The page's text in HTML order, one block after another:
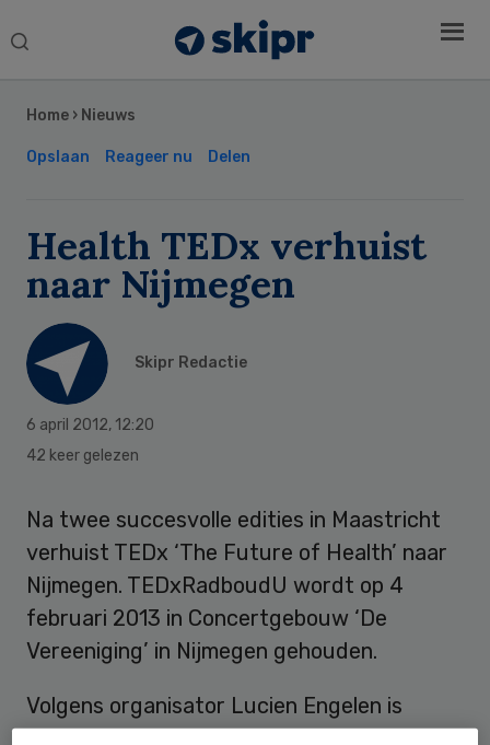
Search
Home › Nieuws
Opslaan Reageer nu Delen
Health TEDx verhuist
naar Nijmegen
Skipr Redactie
6 april 2012, 12:20
42 keer gelezen
Na twee succesvolle edities in Maastricht
verhuist TEDx ‘The Future of Health’ naar
Nijmegen. TEDxRadboudU wordt op 4
februari 2013 in Concertgebouw ‘De
Vereeniging’ in Nijmegen gehouden.
Volgens organisator Lucien Engelen is
Sidebar